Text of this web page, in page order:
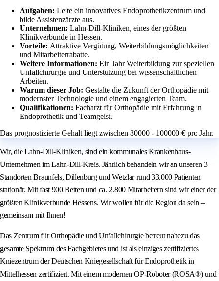
Aufgaben: Leite ein innovatives Endoprothetikzentrum und
bilde Assistenzärzte aus.
Unternehmen: Lahn-Dill-Kliniken, eines der größten
Klinikverbunde in Hessen.
Vorteile: Attraktive Vergütung, Weiterbildungsmöglichkeiten
und Mitarbeiterrabatte.
Weitere Informationen: Ein Jahr Weiterbildung zur speziellen
Unfallchirurgie und Unterstützung bei wissenschaftlichen
Arbeiten.
Warum dieser Job: Gestalte die Zukunft der Orthopädie mit
modernster Technologie und einem engagierten Team.
Qualifikationen: Facharzt für Orthopädie mit Erfahrung in
Endoprothetik und Teamgeist.
Das prognostizierte Gehalt liegt zwischen 80000 - 100000 € pro Jahr.
Wir, die Lahn-Dill-Kliniken, sind ein kommunales Krankenhaus-
Unternehmen im Lahn-Dill-Kreis. Jährlich behandeln wir an unseren 3
Standorten Braunfels, Dillenburg und Wetzlar rund 33.000 Patienten
stationär. Mit fast 900 Betten und ca. 2.800 Mitarbeitern sind wir einer der
größten Klinikverbunde Hessens. Wir wollen für die Region da sein –
gemeinsam mit Ihnen!
Das Zentrum für Orthopädie und Unfallchirurgie betreut nahezu das
gesamte Spektrum des Fachgebietes und ist als einziges zertifiziertes
Kniezentrum der Deutschen Kniegesellschaft für Endoprothetik in
Mittelhessen zertifiziert. Mit einem modernen OP-Roboter (ROSA®) und